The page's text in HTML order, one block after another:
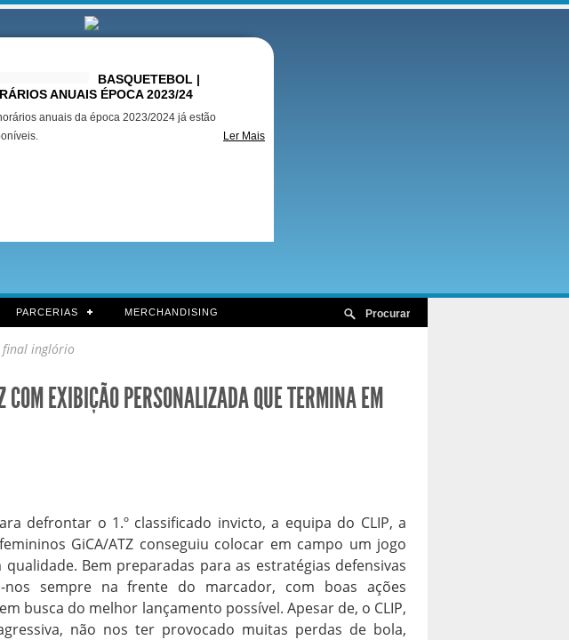
BASQUETEBOL |
ANUAIS ÉPOCA 2023/24
anuais da época 2023/2024 já estão
Ler Mais
PARCERIAS MERCHANDISING
final inglório
EXIBIÇÃO PERSONALIZADA QUE TERMINA EM
defrontar o 1.º classificado invicto, a equipa do CLIP, a
GiCA/ATZ conseguiu colocar em campo um jogo
Bem preparadas para as estratégias defensivas
nos sempre na frente do marcador, com boas ações
busca do melhor lançamento possível. Apesar de, o CLIP,
não nos ter provocado muitas perdas de bola,